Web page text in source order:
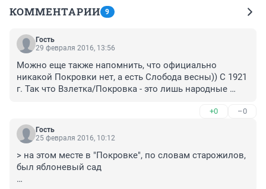
КОММЕНТАРИИ 9
Гость
29 февраля 2016, 13:56
Можно еще также напомнить, что официально
никакой Покровки нет, а есть Слобода весны)) С 1921
г. Так что Взлетка/Покровка - это лишь народные
+0 –0
Гость
25 февраля 2016, 10:12
> на этом месте в "Покровке", по словам старожилов,
был яблоневый сад